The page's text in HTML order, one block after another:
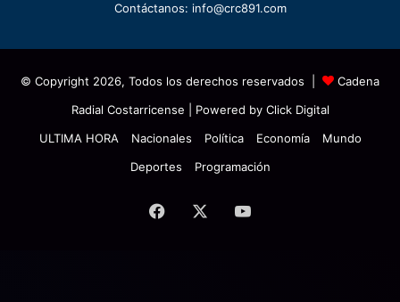
Contáctanos: info@crc891.com
© Copyright 2026, Todos los derechos reservados |
Cadena
Radial Costarricense | Powered by Click Digital
ULTIMA HORA
Nacionales Política Economía
Mundo
Deportes
Programación
Facebook